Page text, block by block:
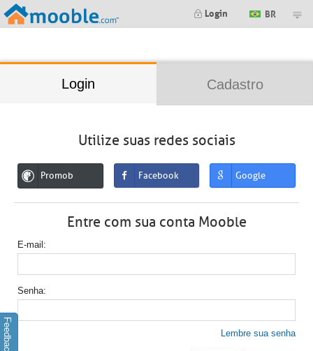
Login BR
Login Cadastro
Utilize suas redes sociais
Promob Facebook Google
Entre com sua conta Mooble
E-mail
Senha
Lembre sua senha
Feedback